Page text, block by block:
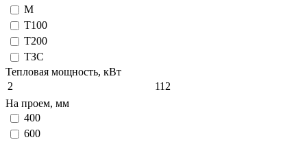
М
Т100
Т200
ТЗС
Тепловая мощность, кВт
2
112
На проем, мм
400
600